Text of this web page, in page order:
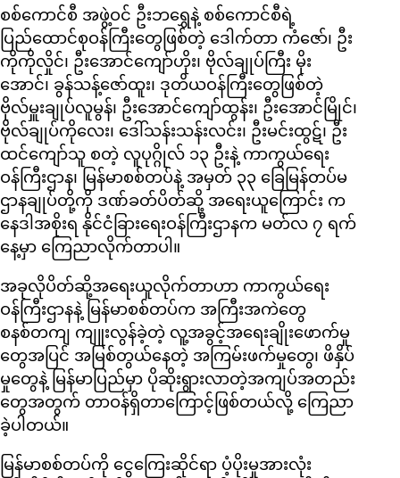
စစ်ကောင်စီ အဖွဲ့ဝင် ဦးဘရွှေနဲ့ စစ်ကောင်စီရဲ့
ပြည်ထောင်စုဝန်ကြီးတွေဖြစ်တဲ့ ဒေါက်တာ ကံဇော်၊ ဦး
ကိုကိုလှိုင်၊ ဦးအောင်ကျော်ဟိုး၊ ဗိုလ်ချုပ်ကြီး မိုး
အောင်၊ ခွန်သန့်ဇော်ထူး၊ ဒုတိယဝန်ကြီးတွေဖြစ်တဲ့
ဗိုလ်မှူးချုပ်လူမွန်၊ ဦးအောင်ကျော်ထွန်း၊ ဦးအောင်မြိုင်၊
ဗိုလ်ချုပ်ကိုလေး၊ ဒေါ်သန်းသန်းလင်း၊ ဦးမင်းထွဋ်၊ ဦး
ထင်ကျော်သူ စတဲ့ လူပုဂ္ဂိုလ် ၁၃ ဦးနဲ့ ကာကွယ်ရေး
ဝန်ကြီးဌာန၊ မြန်မာစစ်တပ်နဲ့ အမှတ် ၃၃ ခြေမြန်တပ်မ
ဌာနချုပ်တို့ကို ဒဏ်ခတ်ပိတ်ဆို့ အရေးယူကြောင်း က
နေဒါအစိုးရ နိုင်ငံခြားရေးဝန်ကြီးဌာနက မတ်လ ၇ ရက်
နေ့မှာ ကြေညာလိုက်တာပါ။
အခုလိုပိတ်ဆို့အရေးယူလိုက်တာဟာ ကာကွယ်ရေး
ဝန်ကြီးဌာနနဲ့ မြန်မာစစ်တပ်က အကြီးအကဲတွေ
စနစ်တကျ ကျူးလွန်ခဲ့တဲ့ လူ့အခွင့်အရေးချိုးဖောက်မှု
တွေအပြင် အမြစ်တွယ်နေတဲ့ အကြမ်းဖက်မှုတွေ၊ ဖိနှိပ်
မှုတွေနဲ့ မြန်မာပြည်မှာ ပိုဆိုးရွားလာတဲ့အကျပ်အတည်း
တွေအတွက် တာဝန်ရှိတာကြောင့်ဖြစ်တယ်လို့ ကြေညာ
ခဲ့ပါတယ်။
မြန်မာစစ်တပ်ကို ငွေကြေးဆိုင်ရာ ပံ့ပိုးမှုအားလုံး